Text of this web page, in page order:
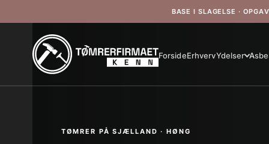
BASE I SLAGELSE ·
ForsideErhvervYdelser
TØMRER PÅ SJÆLLAND · HØNG